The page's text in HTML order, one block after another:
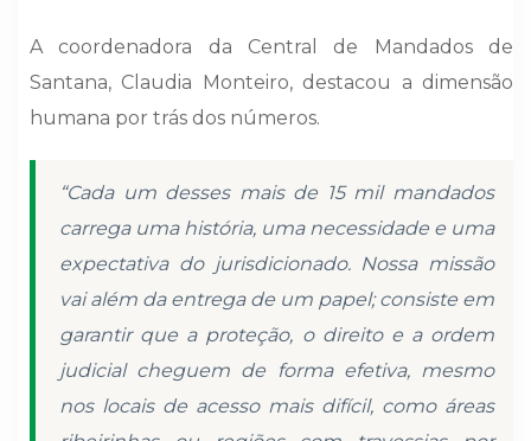
A coordenadora da Central de Mandados de
Santana, Claudia Monteiro, destacou a dimensão
humana por trás dos números.
“Cada um desses mais de 15 mil mandados
carrega uma história, uma necessidade e uma
expectativa do jurisdicionado. Nossa missão
vai além da entrega de um papel; consiste em
garantir que a proteção, o direito e a ordem
judicial cheguem de forma efetiva, mesmo
nos locais de acesso mais difícil, como áreas